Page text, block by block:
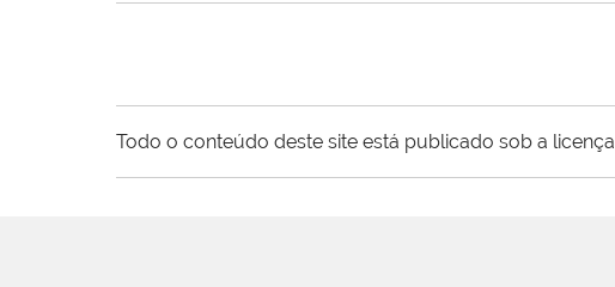
Todo o conteúdo deste site está publicado sob a licença